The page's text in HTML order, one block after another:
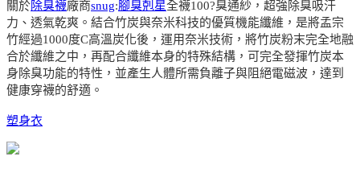
關於除臭襪廠商snug:腳臭剋星全襪100?臭通紗，超強除臭吸汗
力、透氣乾爽。結合竹炭與奈米科技的優質機能纖維，是將孟宗
竹經過1000度C高溫炭化後，運用奈米技術，將竹炭粉末完全地融
合於纖維之中，再配合纖維本身的特殊結構，可完全發揮竹炭本
身除臭功能的特性，並產生人體所需負離子與阻絕電磁波，達到
健康穿襪的舒適。
塑身衣